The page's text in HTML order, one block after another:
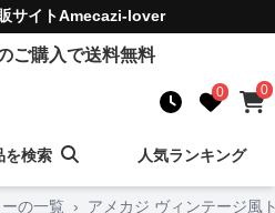
サイトAmecazi-lover
ご購入で送料無料
0 0
を検索 人気ランキング
の一覧 › アメカジ ヴィンテージ風